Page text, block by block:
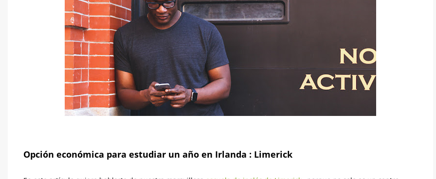
Opción económica para estudiar un año en Irlanda : Limerick